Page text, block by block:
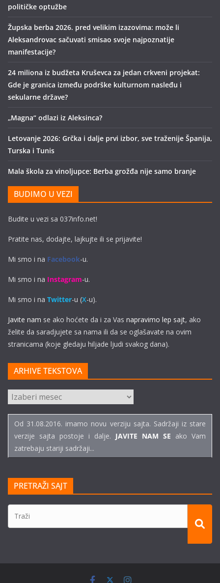
političke optužbe
Župska berba 2026. pred velikim izazovima: može li
Aleksandrovac sačuvati smisao svoje najpoznatije
manifestacije?
24 miliona iz budžeta Kruševca za jedan crkveni projekat:
Gde je granica između podrške kulturnom nasleđu i
sekularne države?
„Magna“ odlazi iz Aleksinca?
Letovanje 2026: Grčka i dalje prvi izbor, sve traženije Španija,
Turska i Tunis
Mala škola za vinoljupce: Berba grožđa nije samo branje
BUDIMO U VEZI
Budite u vezi sa 037info.net!
Pratite nas, dodajte, lajkujte ili se prijavite!
Mi smo i na Facebook-u.
Mi smo i na Instagram-u.
Mi smo i na Twitter-u (X-u).
Javite nam se ako hoćete da i za Vas napravimo lep sajt, ako
želite da saradjujete sa nama ili da se oglašavate na ovim
stranicama (koje gledaju hiljade ljudi svakog dana).
ARHIVE TEKSTOVA
ARHIVE
TEKSTOVA
Od 31.08.2016. imamo novu verziju sajta. Sadržaji iz stare
verzije sajta postoje i dalje. JAVITE NAM SE ako Vam
zatrebaju stariji sadržaji...
PRETRAŽI SAJT